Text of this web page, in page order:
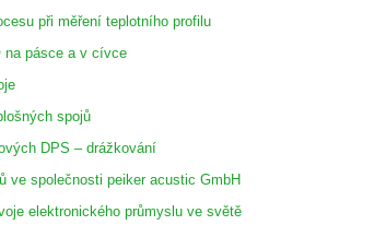
při měření teplotního profilu
na pásce a v cívce
spojů
DPS – drážkování
ve společnosti peiker acustic GmbH
elektronického průmyslu ve světě